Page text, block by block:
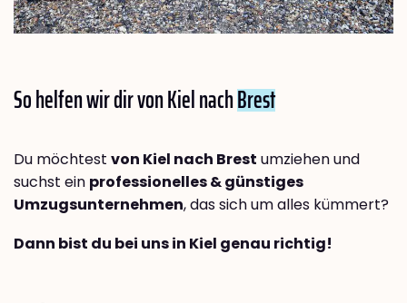
So helfen wir dir von Kiel nachBrest
Du möchtest von Kiel nach Brest umziehen und
suchst ein professionelles & günstiges
Umzugsunternehmen, das sich um alles kümmert?
Dann bist du bei uns in Kiel genau richtig!